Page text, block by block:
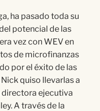
ha pasado toda su
potencial de las
vez con WEV en
de microfinanzas
por el éxito de las
quiso llevarlas a
directora ejecutiva
A través de la